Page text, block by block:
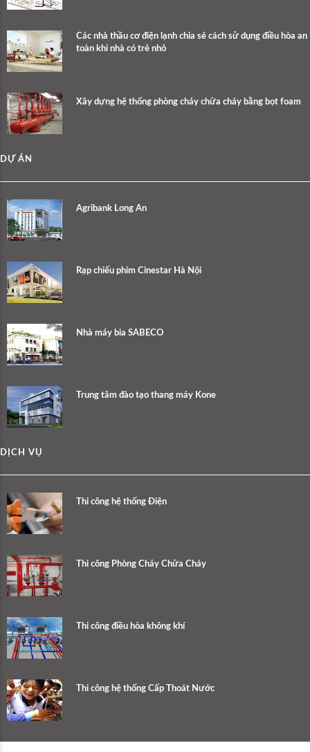
Các nhà thầu cơ điện lạnh chia sẻ cách sử dụng điều hòa an
toàn khi nhà có trẻ nhỏ
Xây dựng hệ thống phòng cháy chữa cháy bằng bọt foam
DỰ ÁN
Agribank Long An
Rạp chiếu phim Cinestar Hà Nội
Nhà máy bia SABECO
Trung tâm đào tạo thang máy Kone
DỊCH VỤ
Thi công hệ thống Điện
Thi công Phòng Cháy Chữa Cháy
Thi công điều hòa không khí
Thi công hệ thống Cấp Thoát Nước